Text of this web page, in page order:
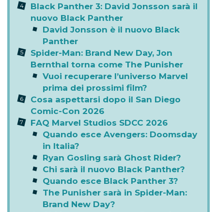
Black Panther 3: David Jonsson sarà il
nuovo Black Panther
David Jonsson è il nuovo Black
Panther
Spider-Man: Brand New Day, Jon
Bernthal torna come The Punisher
Vuoi recuperare l’universo Marvel
prima dei prossimi film?
Cosa aspettarsi dopo il San Diego
Comic-Con 2026
FAQ Marvel Studios SDCC 2026
Quando esce Avengers: Doomsday
in Italia?
Ryan Gosling sarà Ghost Rider?
Chi sarà il nuovo Black Panther?
Quando esce Black Panther 3?
The Punisher sarà in Spider-Man:
Brand New Day?